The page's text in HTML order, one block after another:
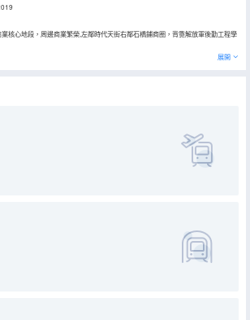
核心地段，周邊商業繁榮,左鄰時代天街右鄰石橋鋪商圈，背靠解放軍後勤工程學
，城市輕軌的便利讓你輕鬆穿插在重慶各大著名景點（如：解放碑，洪崖洞、磁
達6000平方米，有9種新穎獨特客房，房間温馨舒適，設施齊備，方便起居。
展開